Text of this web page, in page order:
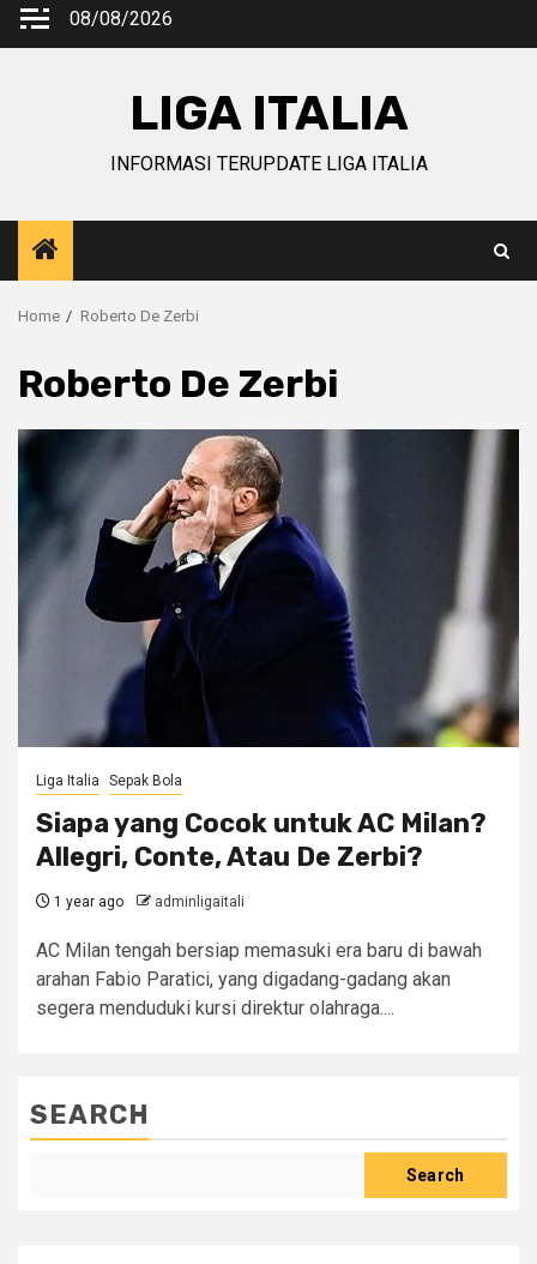
Skip
08/08/2026
LIGA ITALIA
INFORMASI TERUPDATE LIGA ITALIA
Home Roberto De Zerbi
Roberto De Zerbi
Liga Italia Sepak Bola
Siapa yang Cocok untuk AC Milan?
Allegri, Conte, Atau De Zerbi?
1 year ago adminligaitali
AC Milan tengah bersiap memasuki era baru di bawah
arahan Fabio Paratici, yang digadang-gadang akan
segera menduduki kursi direktur olahraga....
SEARCH
Search